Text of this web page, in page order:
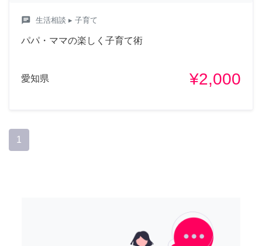
chat 生活相談 ▸ 子育て
パパ・ママの楽しく子育て術
愛知県 ¥2,000
1